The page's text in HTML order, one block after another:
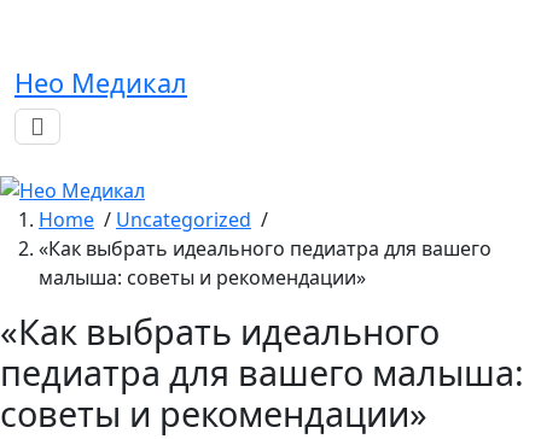
content
Нео Медикал
Home / Uncategorized /
«Как выбрать идеального педиатра для вашего
малыша: советы и рекомендации»
«Как выбрать идеального
педиатра для вашего малыша:
советы и рекомендации»